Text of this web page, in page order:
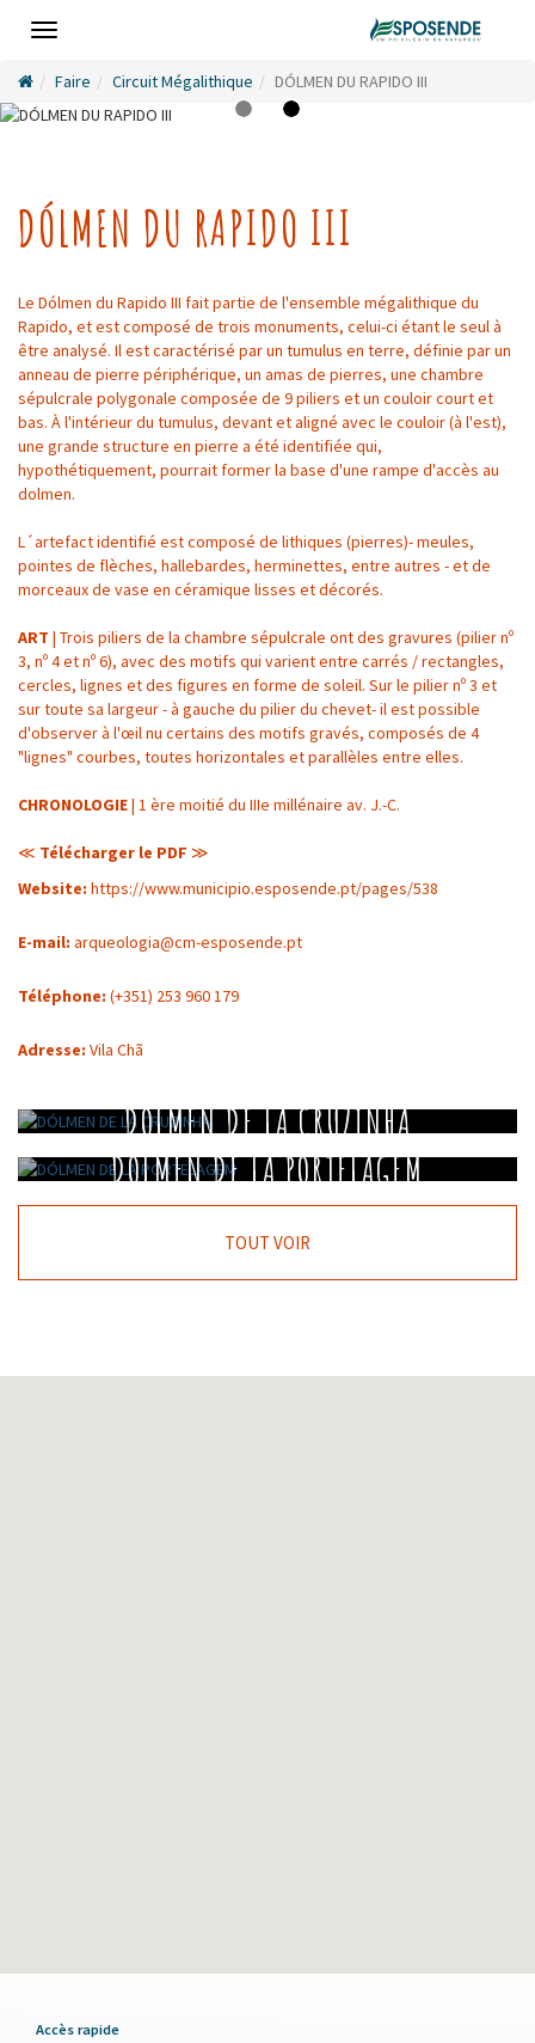
Toggle
Faire
Circuit Mégalithique DÓLMEN DU RAPIDO III
DÓLMEN DU RAPIDO III
Le Dólmen du Rapido III fait partie de l'ensemble mégalithique du
Rapido, et est composé de trois monuments, celui-ci étant le seul à
être analysé. Il est caractérisé par un tumulus en terre, définie par un
anneau de pierre périphérique, un amas de pierres, une chambre
sépulcrale polygonale composée de 9 piliers et un couloir court et
bas. À l'intérieur du tumulus, devant et aligné avec le couloir (à l'est),
une grande structure en pierre a été identifiée qui,
hypothétiquement, pourrait former la base d'une rampe d'accès au
dolmen.
L´artefact identifié est composé de lithiques (pierres)- meules,
pointes de flèches, hallebardes, herminettes, entre autres - et de
morceaux de vase en céramique lisses et décorés.
ART | Trois piliers de la chambre sépulcrale ont des gravures (pilier nº
3, nº 4 et nº 6), avec des motifs qui varient entre carrés / rectangles,
cercles, lignes et des figures en forme de soleil. Sur le pilier nº 3 et
sur toute sa largeur - à gauche du pilier du chevet- il est possible
d'observer à l'œil nu certains des motifs gravés, composés de 4
"lignes" courbes, toutes horizontales et parallèles entre elles.
CHRONOLOGIE| 1 ère moitié du IIIe millénaire av. J.-C.
≪ Télécharger le PDF ≫
Website: https://www.municipio.esposende.pt/pages/538
E-mail: arqueologia@cm-esposende.pt
Téléphone: (+351) 253 960 179
Adresse: Vila Chã
DÓLMEN DE LA CRUZINHA
DÓLMEN DE LA PORTELAGEM
TOUT VOIR
Accès rapide